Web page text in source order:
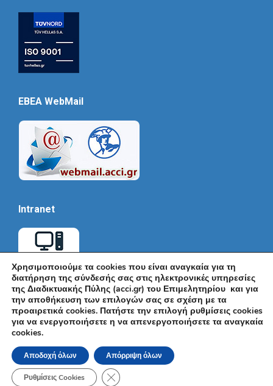
EBEA WebMail
Intranet
© Εμπορικό και Βιομηχανικό Επιμελητήριο Αθηνών 2026 |
Ακαδημίας 7, ΤΚ: 10671, Αθήνα, Τηλ: +30 210 3604815, e-mail:
info@acci.gr
Όροι Χρήσης|Πολιτική Ασφάλειας|Πολιτική Απορρήτου
Προσβασιμότητας
Χρησιμοποιούμε τα cookies που είναι αναγκαία για τη
διατήρηση της σύνδεσής σας στις ηλεκτρονικές υπηρεσίες
της Διαδικτυακής Πύλης (acci.gr) του Επιμελητηρίου και για
την αποθήκευση των επιλογών σας σε σχέση με τα
προαιρετικά cookies. Πατήστε την επιλογή ρυθμίσεις cookies
για να ενεργοποιήσετε η να απενεργοποιήσετε τα αναγκαία
cookies.
Αποδοχή όλων Απόρριψη όλων
Ρυθμίσεις Cookies Κλείσιμο του Cookie banner για το GDPR